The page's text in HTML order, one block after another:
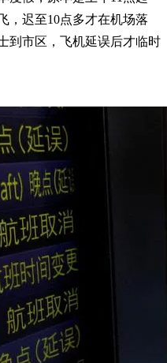
，迟至10点多才在机场落
到市区，飞机延误后才临时